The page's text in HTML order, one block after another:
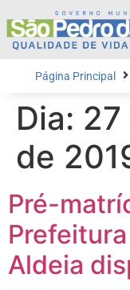
Página Principal
Dia:
de
Pré-
Aldeia